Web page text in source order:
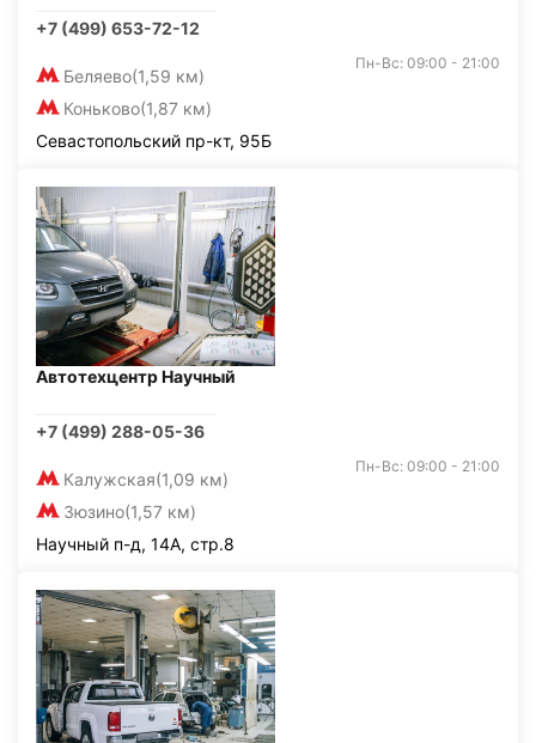
+7 (499) 653-72-12
Беляево(1,59 км)
Коньково(1,87 км)
Пн-Вс: 09:00 - 21:00
Севастопольский пр-кт, 95Б
Автотехцентр Научный
+7 (499) 288-05-36
Калужская(1,09 км)
Зюзино(1,57 км)
Пн-Вс: 09:00 - 21:00
Научный п-д, 14А, стр.8